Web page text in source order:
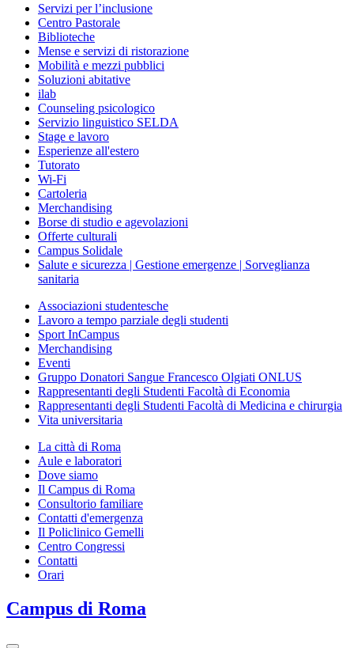
Servizi per l’inclusione
Centro Pastorale
Biblioteche
Mense e servizi di ristorazione
Mobilità e mezzi pubblici
Soluzioni abitative
ilab
Counseling psicologico
Servizio linguistico SELDA
Stage e lavoro
Esperienze all'estero
Tutorato
Wi-Fi
Cartoleria
Merchandising
Borse di studio e agevolazioni
Offerte culturali
Campus Solidale
Salute e sicurezza | Gestione emergenze | Sorveglianza
sanitaria
Associazioni studentesche
Lavoro a tempo parziale degli studenti
Sport InCampus
Merchandising
Eventi
Gruppo Donatori Sangue Francesco Olgiati ONLUS
Rappresentanti degli Studenti Facoltà di Economia
Rappresentanti degli Studenti Facoltà di Medicina e chirurgia
Vita universitaria
La città di Roma
Aule e laboratori
Dove siamo
Il Campus di Roma
Consultorio familiare
Contatti d'emergenza
Il Policlinico Gemelli
Centro Congressi
Contatti
Orari
Campus di Roma